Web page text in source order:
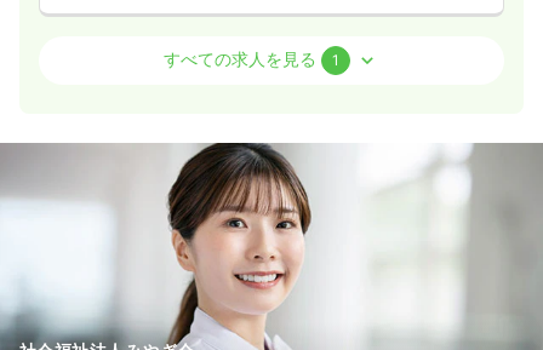
正・准看護師
/月 賞与2ヶ月
時間 8:30～17:30（休憩60分）
月給37万円以上可
気になる
すべての求人を見る 1